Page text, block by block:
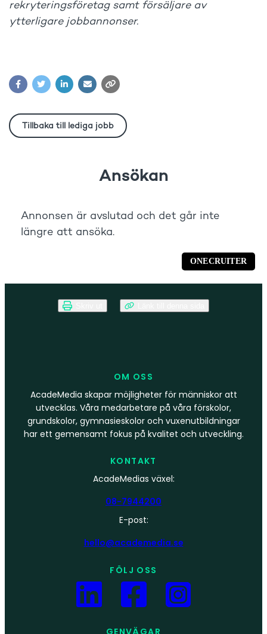
OM OSS
AcadeMedia skapar möjligheter för människor att
utvecklas. Våra medarbetare på våra förskolor,
grundskolor, gymnasieskolor och vuxenutbildningar
har ett gemensamt fokus på kvalitet och utveckling.
KONTAKT
AcadeMedias växel:
08-7944200
E-post:
hello@academedia.se
FÖLJ OSS